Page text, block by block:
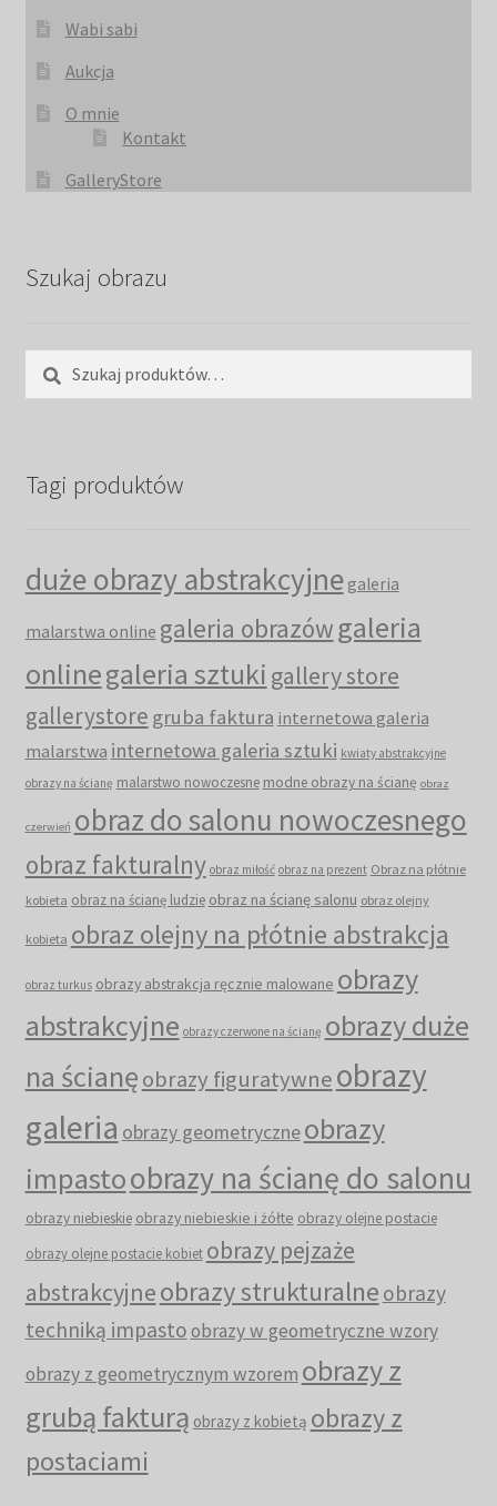
Wabi sabi
Aukcja
O mnie
Kontakt
GalleryStore
Szukaj obrazu
Tagi produktów
duże obrazy abstrakcyjne galeria
malarstwa online galeria obrazów galeria
onlinegaleria sztuki gallery store
gallerystore gruba faktura internetowa galeria
malarstwa internetowa galeria sztuki kwiaty abstrakcyjne
obrazy na ścianę malarstwo nowoczesne modne obrazy na ścianę obraz
czerwień obraz do salonu nowoczesnego
obraz fakturalny obraz miłość obraz na prezent Obraz na płótnie
kobieta obraz na ścianę ludzie obraz na ścianę salonu obraz olejny
kobieta obraz olejny na płótnie abstrakcja
obraz turkus obrazy abstrakcja ręcznie malowane obrazy
abstrakcyjne obrazy czerwone na ścianę obrazy duże
na ścianęobrazy figuratywneobrazy
galeria obrazy geometryczneobrazy
impastoobrazy na ścianę do salonu
obrazy niebieskie obrazy niebieskie i żółte obrazy olejne postacie
obrazy olejne postacie kobiet obrazy pejzaże
abstrakcyjneobrazy strukturalne obrazy
techniką impastoobrazy w geometryczne wzory
obrazy z geometrycznym wzorem obrazy z
grubą fakturą obrazy z kobietą obrazy z
postaciami